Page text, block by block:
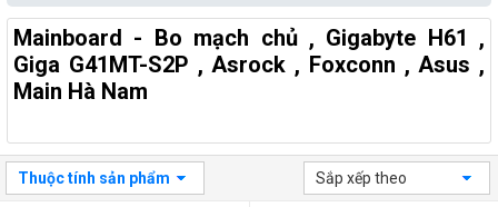
Mainboard - Bo mạch chủ , Gigabyte H61 ,
Giga G41MT-S2P , Asrock , Foxconn , Asus ,
Main Hà Nam
Sắp xếp theo
Thuộc tính sản phẩm